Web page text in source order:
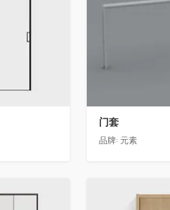
门套
品牌: 元素
收藏